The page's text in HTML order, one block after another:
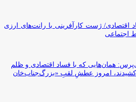
اقتصادی/ ژست کارآفرینی با رانت‌های ارزی
اجتماعی
همان‌هایی که با فساد اقتصادی و ظلم
امروز عطشِ لقبِ «بزرگ‌جناب‌خان